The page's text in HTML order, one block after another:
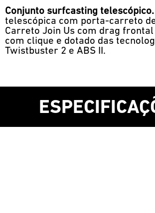
Conjunto surfcasting telescópico.
telescópica com porta-carreto
Carreto Join Us com drag
com clique e dotado das
Twistbuster 2 e ABS II.